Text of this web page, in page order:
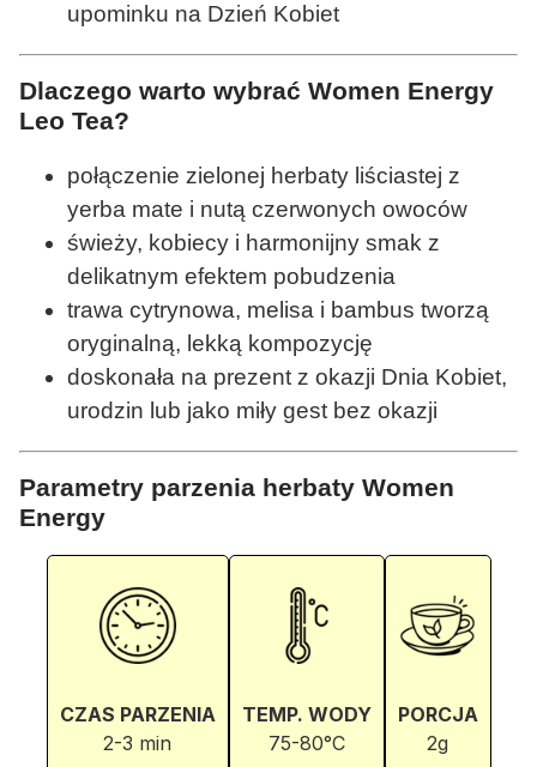
upominku na Dzień Kobiet
Dlaczego warto wybrać Women Energy
Leo Tea?
połączenie zielonej herbaty liściastej z
yerba mate i nutą czerwonych owoców
świeży, kobiecy i harmonijny smak z
delikatnym efektem pobudzenia
trawa cytrynowa, melisa i bambus tworzą
oryginalną, lekką kompozycję
doskonała na prezent z okazji Dnia Kobiet,
urodzin lub jako miły gest bez okazji
Parametry parzenia herbaty Women
Energy
CZAS PARZENIA
2-3 min
TEMP. WODY
75-80°C
PORCJA
2g